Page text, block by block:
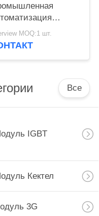
MOQ:1 шт.
Все
IGBT
Кектел
3G